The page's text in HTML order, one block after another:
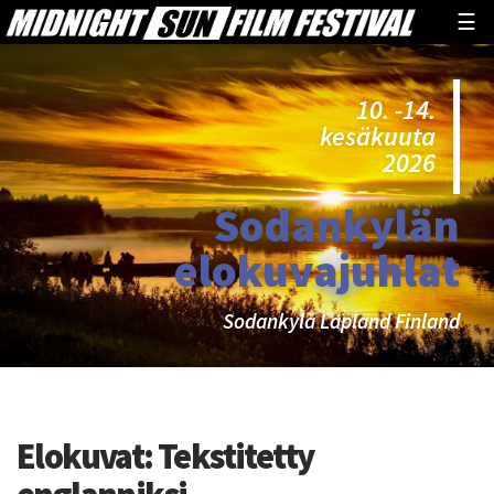
☰
10. -14.
kesäkuuta
2026
Sodankylän
elokuvajuhlat
Sodankylä Lapland Finland
Elokuvat:Tekstitetty